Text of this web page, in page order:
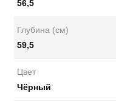
56,5
Глубина (см)
59,5
Цвет
Чёрный